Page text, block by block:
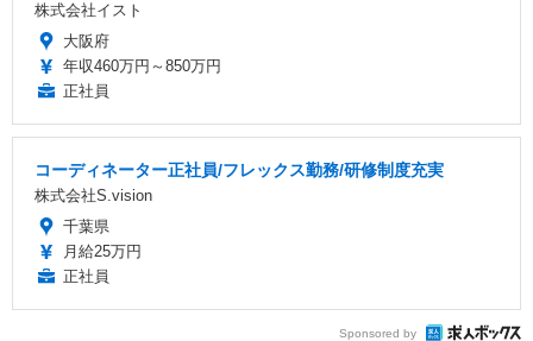
株式会社イスト
大阪府
年収460万円～850万円
正社員
コーディネーター正社員/フレックス勤務/研修制度充実
株式会社S.vision
千葉県
月給25万円
正社員
Sponsored by